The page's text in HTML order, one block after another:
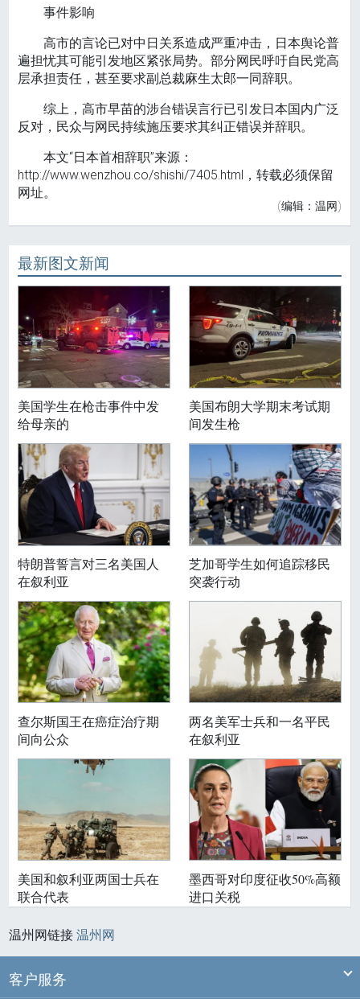
事件影响
高市的言论已对中日关系造成严重冲击，日本舆论普
遍担忧其可能引发地区紧张局势。部分网民呼吁自民党高
层承担责任，甚至要求副总裁麻生太郎一同辞职。
综上，高市早苗的涉台错误言行已引发日本国内广泛
反对，民众与网民持续施压要求其纠正错误并辞职。
本文“日本首相辞职”来源：
http://www.wenzhou.co/shishi/7405.html，转载必须保留
网址。
(编辑：温网)
最新图文新闻
美国学生在枪击事件中发
给母亲的
美国布朗大学期末考试期
间发生枪
特朗普誓言对三名美国人
在叙利亚
芝加哥学生如何追踪移民
突袭行动
查尔斯国王在癌症治疗期
间向公众
两名美军士兵和一名平民
在叙利亚
美国和叙利亚两国士兵在
联合代表
墨西哥对印度征收50%高额
进口关税
温州网链接温州网
客户服务